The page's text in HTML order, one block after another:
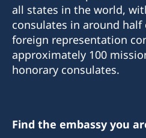
all states in the world,
consulates in around half
foreign representation
approximately 100
honorary consulates.
Find the embassy you